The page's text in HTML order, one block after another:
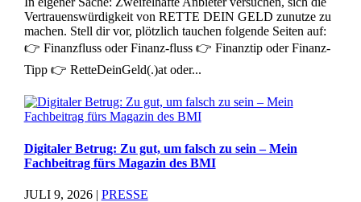
Vertrauenswürdigkeit von RETTE DEIN GELD zunutze zu
machen. Stell dir vor, plötzlich tauchen folgende Seiten auf:
👉 Finanzfluss oder Finanz-fluss 👉 Finanztip oder Finanz-
Tipp 👉 RetteDeinGeld(.)at oder...
Digitaler Betrug: Zu gut, um falsch zu sein – Mein
Fachbeitrag fürs Magazin des BMI
JULI 9, 2026| PRESSE